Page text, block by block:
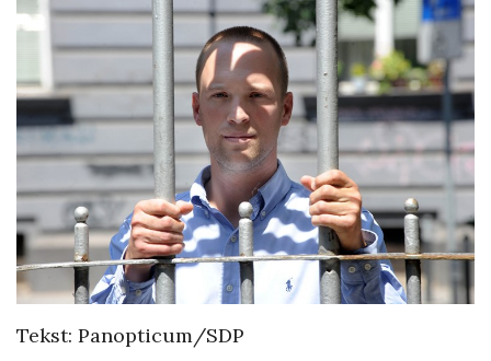
Tekst: Panopticum/SDP